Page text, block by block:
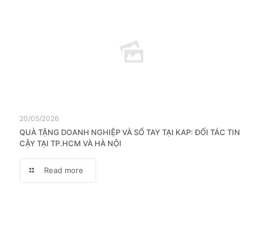
20/05/2026
QUÀ TẶNG DOANH NGHIỆP VÀ SỔ TAY TẠI KAP: ĐỐI TÁC TIN
CẬY TẠI TP.HCM VÀ HÀ NỘI
Read more